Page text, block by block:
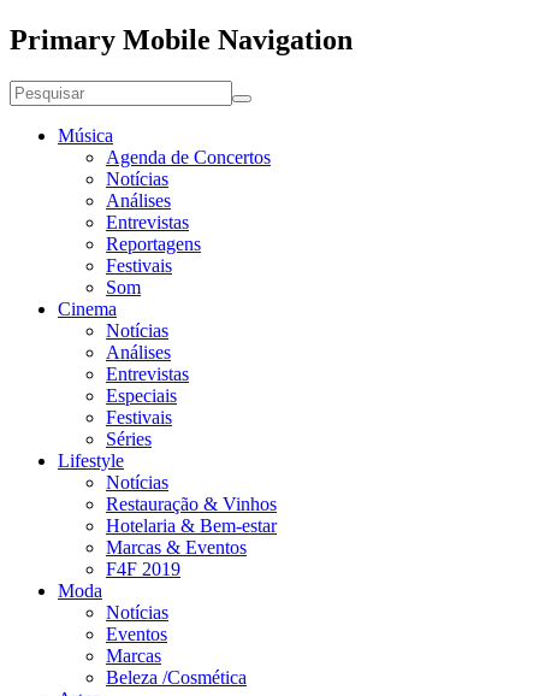
Primary Mobile Navigation
Música
Agenda de Concertos
Notícias
Análises
Entrevistas
Reportagens
Festivais
Som
Cinema
Notícias
Análises
Entrevistas
Especiais
Festivais
Séries
Lifestyle
Notícias
Restauração & Vinhos
Hotelaria & Bem-estar
Marcas & Eventos
F4F 2019
Moda
Notícias
Eventos
Marcas
Beleza /Cosmética